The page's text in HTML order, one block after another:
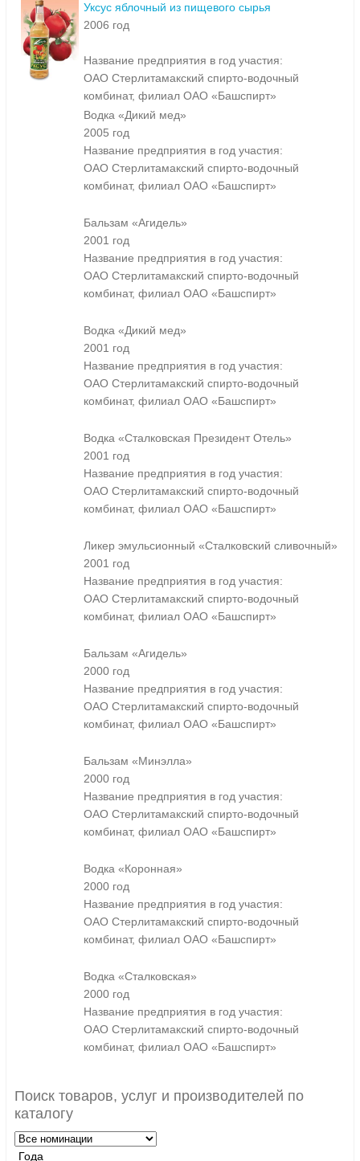
Уксус яблочный из пищевого сырья
2006 год
Название предприятия в год участия:
ОАО Стерлитамакский спирто-водочный
комбинат, филиал ОАО «Башспирт»
Водка «Дикий мед»
2005 год
Название предприятия в год участия:
ОАО Стерлитамакский спирто-водочный
комбинат, филиал ОАО «Башспирт»
Бальзам «Агидель»
2001 год
Название предприятия в год участия:
ОАО Стерлитамакский спирто-водочный
комбинат, филиал ОАО «Башспирт»
Водка «Дикий мед»
2001 год
Название предприятия в год участия:
ОАО Стерлитамакский спирто-водочный
комбинат, филиал ОАО «Башспирт»
Водка «Сталковская Президент Отель»
2001 год
Название предприятия в год участия:
ОАО Стерлитамакский спирто-водочный
комбинат, филиал ОАО «Башспирт»
Ликер эмульсионный «Сталковский сливочный»
2001 год
Название предприятия в год участия:
ОАО Стерлитамакский спирто-водочный
комбинат, филиал ОАО «Башспирт»
Бальзам «Агидель»
2000 год
Название предприятия в год участия:
ОАО Стерлитамакский спирто-водочный
комбинат, филиал ОАО «Башспирт»
Бальзам «Минэлла»
2000 год
Название предприятия в год участия:
ОАО Стерлитамакский спирто-водочный
комбинат, филиал ОАО «Башспирт»
Водка «Коронная»
2000 год
Название предприятия в год участия:
ОАО Стерлитамакский спирто-водочный
комбинат, филиал ОАО «Башспирт»
Водка «Сталковская»
2000 год
Название предприятия в год участия:
ОАО Стерлитамакский спирто-водочный
комбинат, филиал ОАО «Башспирт»
Поиск товаров, услуг и производителей по
каталогу
Года